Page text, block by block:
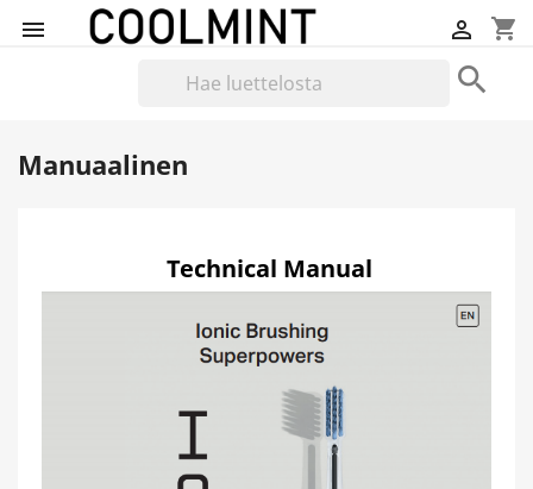
 shopping_cart


Manuaalinen
Technical Manual